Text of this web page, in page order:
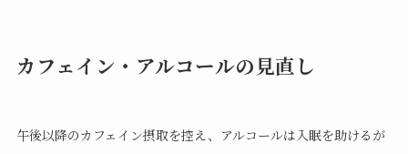
カフェイン・アルコールの見直し
午後以降のカフェイン摂取を控え、アルコールは入眠を助けるが